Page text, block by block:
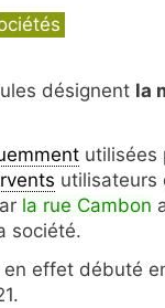
désignent la
utilisées
utilisateurs
la rue Cambon
société.
en effet débuté